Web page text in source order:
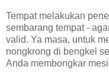
Tempat melakukan
sembarang tempat -
valid. Ya masa, untuk
nongkrong di bengkel
Anda membongkar